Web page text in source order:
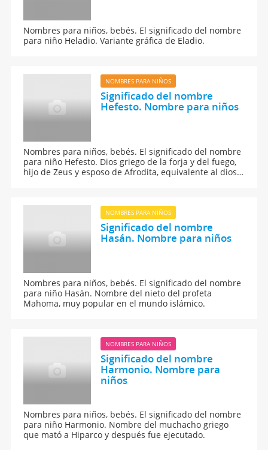
Nombres para niños, bebés. El significado del nombre
para niño Heladio. Variante gráfica de Eladio.
NOMBRES PARA NIÑOS
Significado del nombre
Hefesto. Nombre para niños
Nombres para niños, bebés. El significado del nombre
para niño Hefesto. Dios griego de la forja y del fuego,
hijo de Zeus y esposo de Afrodita, equivalente al dios
NOMBRES PARA NIÑOS
Significado del nombre
Hasán. Nombre para niños
Nombres para niños, bebés. El significado del nombre
para niño Hasán. Nombre del nieto del profeta
Mahoma, muy popular en el mundo islámico.
NOMBRES PARA NIÑOS
Significado del nombre
Harmonio. Nombre para
niños
Nombres para niños, bebés. El significado del nombre
para niño Harmonio. Nombre del muchacho griego
que mató a Hiparco y después fue ejecutado.